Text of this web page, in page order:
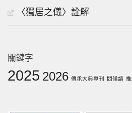
〈獨居之儀〉詮解
關鍵字
2025 2026 傳承大典專刊 問候語